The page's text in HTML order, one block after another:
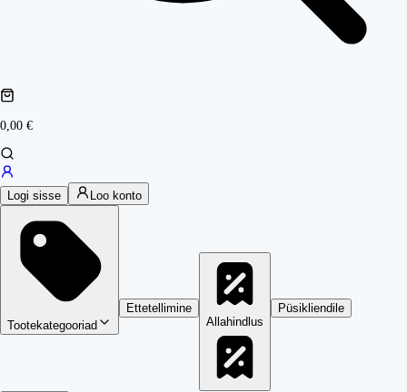
0,00 €
Logi sisse Loo konto
Tootekategooriad
Ettetellimine
Allahindlus
Püsikliendile